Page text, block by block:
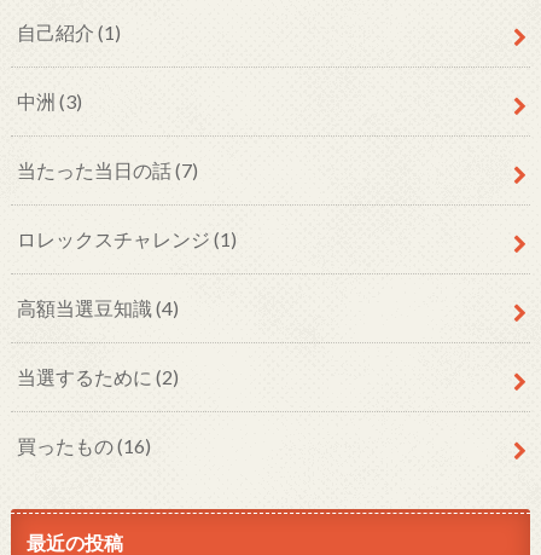
自己紹介 (1)
中洲 (3)
当たった当日の話(7)
ロレックスチャレンジ (1)
高額当選豆知識(4)
当選するために (2)
買ったもの(16)
最近の投稿